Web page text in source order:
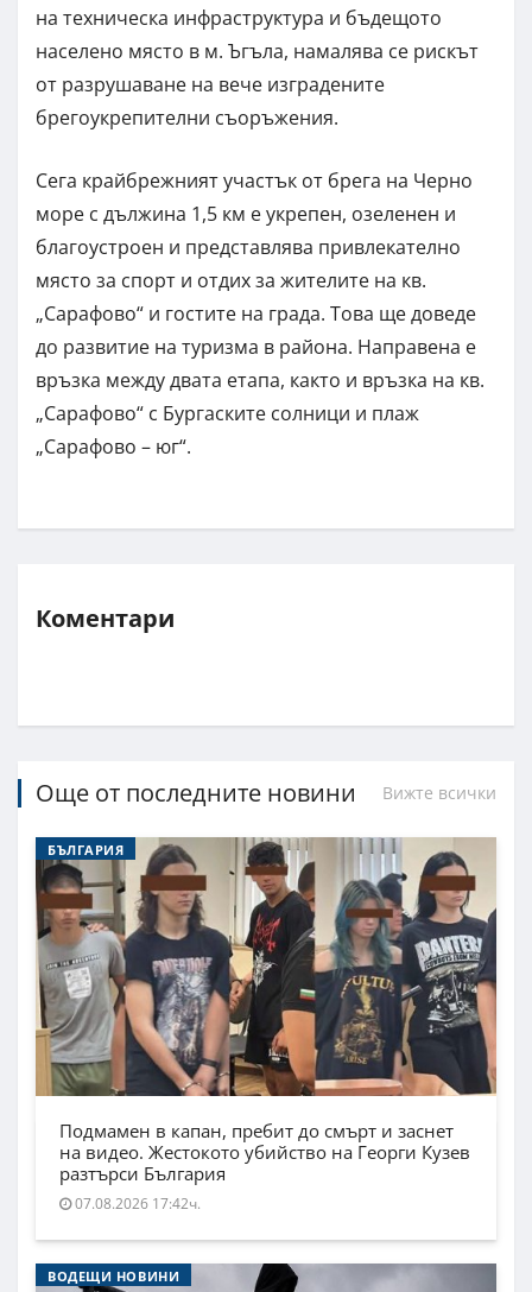
на техническа инфраструктура и бъдещото
населено място в м. Ъгъла, намалява се рискът
от разрушаване на вече изградените
брегоукрепителни съоръжения.
Сега крайбрежният участък от брега на Черно
море с дължина 1,5 км е укрепен, озеленен и
благоустроен и представлява привлекателно
място за спорт и отдих за жителите на кв.
„Сарафово“ и гостите на града. Това ще доведе
до развитие на туризма в района. Направена е
връзка между двата етапа, както и връзка на кв.
„Сарафово“ с Бургаските солници и плаж
„Сарафово – юг“.
Коментари
Още от последните новини Вижте всички
БЪЛГАРИЯ
Подмамен в капан, пребит до смърт и заснет
на видео. Жестокото убийство на Георги Кузев
разтърси България
07.08.2026 17:42ч.
ВОДЕЩИ НОВИНИ